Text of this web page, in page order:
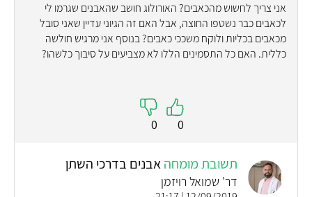
אני צריך לחשוש מהכאבים? האורולוג חושב שהאבנים שגרמו לי
לכאבים כבר נשטפו החוצה, אבל האם זה הגיוני עדיין שאני סובל
מכאבים בכליות ולוקח משככי כאבים? בנוסף אני מרגיש חולשה
כללית. האם כל התסמינים הללו לא מצביעים על סיבוך כלשהו?
0
0
תשובת מומחהאבנים בדרכי השתן
דר' שמואל רויזמן